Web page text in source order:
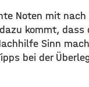
Noten mit
kommt,
Sinn
bei der